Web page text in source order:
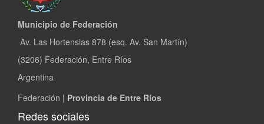
Municipio de Federación
Av. Las Hortensias 878 (esq. Av. San Martín)
(3206) Federación, Entre Ríos
Argentina
Federación | Provincia de Entre Ríos
Redes sociales